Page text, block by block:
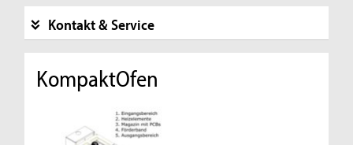
Kontakt & Service
KompaktOfen